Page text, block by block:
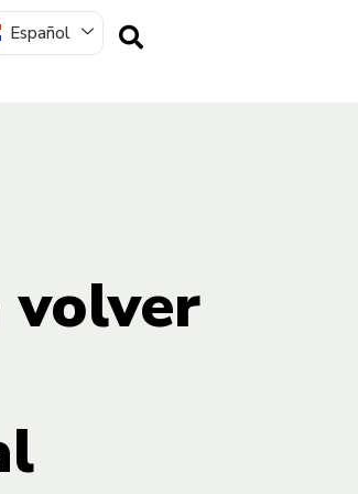
Español
volver